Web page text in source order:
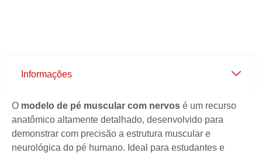
Informações
O modelo de pé muscular com nervos é um recurso
anatômico altamente detalhado, desenvolvido para
demonstrar com precisão a estrutura muscular e
neurológica do pé humano. Ideal para estudantes e